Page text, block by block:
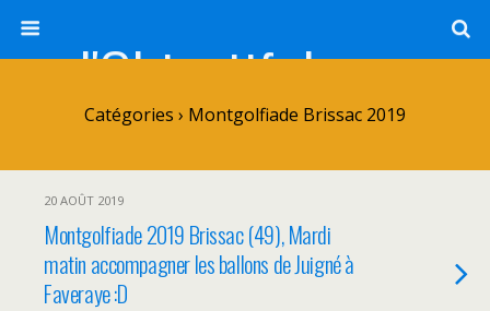
l'Objectif de Clairette
Catégories › Montgolfiade Brissac 2019
20 AOÛT 2019
Montgolfiade 2019 Brissac (49), Mardi
matin accompagner les ballons de Juigné à
Faveraye :D